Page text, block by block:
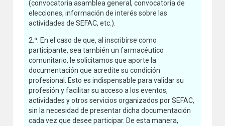
(convocatoria asamblea general, convocatoria de
elecciones, información de interés sobre las
actividades de SEFAC, etc.).
2.ª. En el caso de que, al inscribirse como
participante, sea también un farmacéutico
comunitario, le solicitamos que aporte la
documentación que acredite su condición
profesional. Esto es indispensable para validar su
profesión y facilitar su acceso a los eventos,
actividades y otros servicios organizados por SEFAC,
sin la necesidad de presentar dicha documentación
cada vez que desee participar. De esta manera,